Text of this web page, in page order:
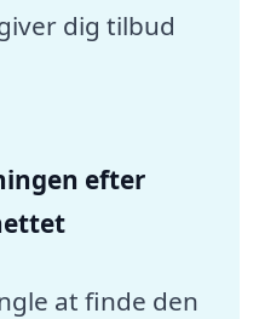
dig tilbud
efter
at finde den